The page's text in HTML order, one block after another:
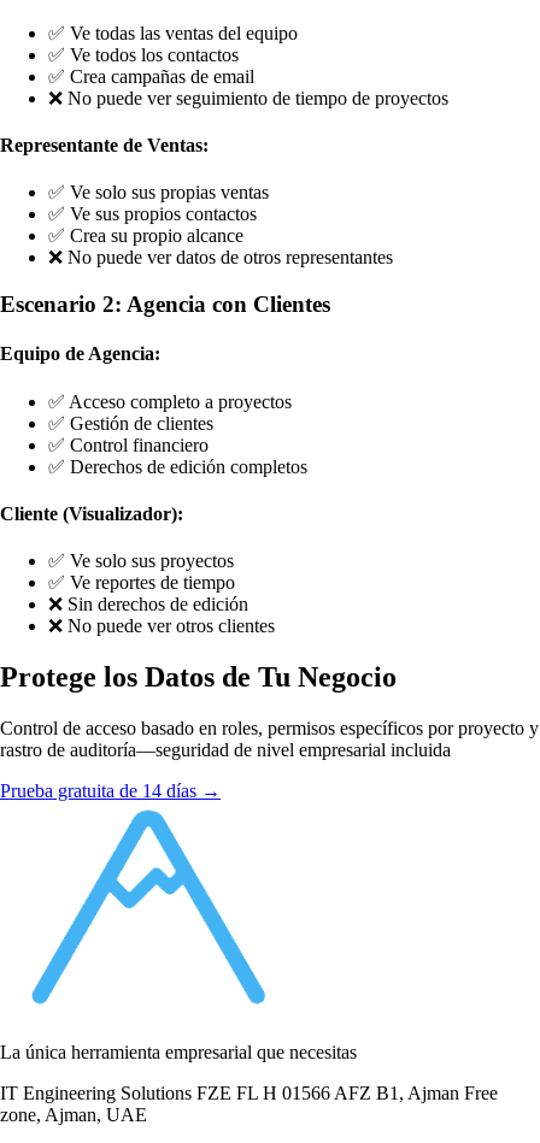
✅ Ve todas las ventas del equipo
✅ Ve todos los contactos
✅ Crea campañas de email
❌ No puede ver seguimiento de tiempo de proyectos
Representante de Ventas:
✅ Ve solo sus propias ventas
✅ Ve sus propios contactos
✅ Crea su propio alcance
❌ No puede ver datos de otros representantes
Escenario 2: Agencia con Clientes
Equipo de Agencia:
✅ Acceso completo a proyectos
✅ Gestión de clientes
✅ Control financiero
✅ Derechos de edición completos
Cliente (Visualizador):
✅ Ve solo sus proyectos
✅ Ve reportes de tiempo
❌ Sin derechos de edición
❌ No puede ver otros clientes
Protege los Datos de Tu Negocio
Control de acceso basado en roles, permisos específicos por proyecto y
rastro de auditoría—seguridad de nivel empresarial incluida
Prueba gratuita de 14 días →
La única herramienta empresarial que necesitas
IT Engineering Solutions FZE FL H 01566 AFZ B1, Ajman Free
zone, Ajman, UAE